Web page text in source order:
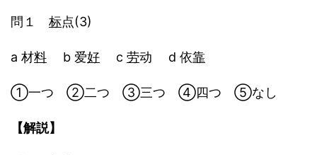
問１ 标点(3)
a 材料 b 爱好 c 劳动 d 依靠
①一つ ②二つ ③三つ ④四つ ⑤なし
【解説】